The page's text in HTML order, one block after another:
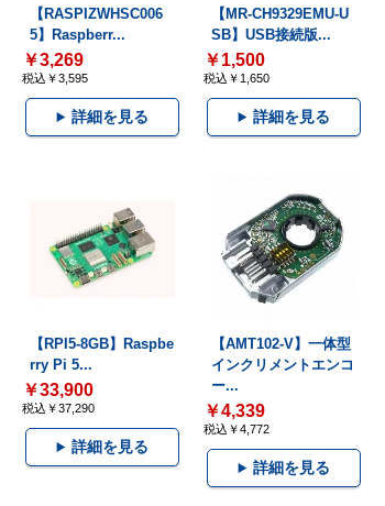
【RASPIZWHSC006
5】Raspberr...
￥3,269
税込￥3,595
詳細を見る
【MR-CH9329EMU-U
SB】USB接続版...
￥1,500
税込￥1,650
詳細を見る
【RPI5-8GB】Raspbe
rry Pi 5...
￥33,900
税込￥37,290
詳細を見る
【AMT102-V】一体型
インクリメントエンコ
ー...
￥4,339
税込￥4,772
詳細を見る